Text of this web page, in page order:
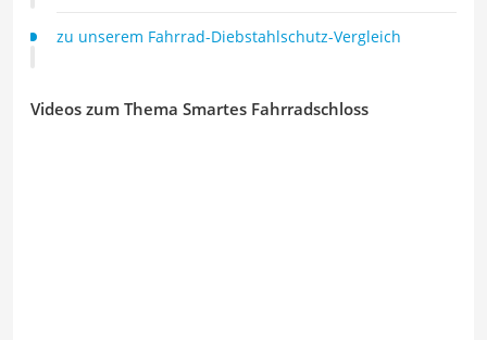
zu unserem Fahrrad-Diebstahlschutz-Vergleich
Videos zum Thema Smartes Fahrradschloss